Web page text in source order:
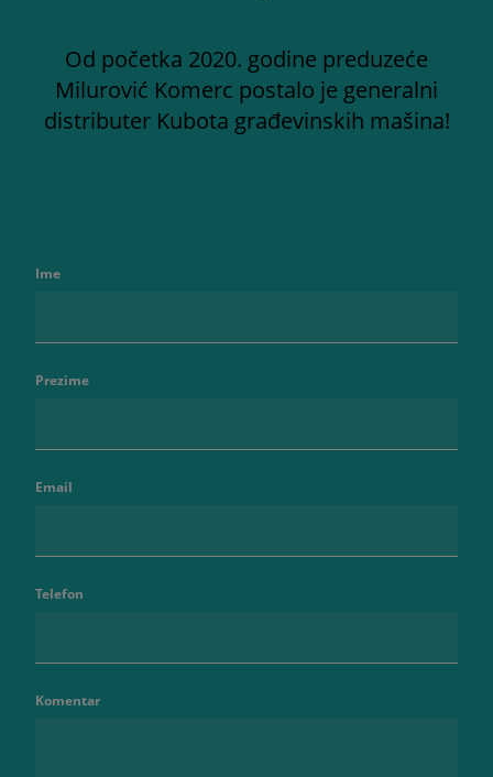
Od početka 2020. godine preduzeće
Milurović Komerc postalo je generalni
distributer Kubota građevinskih mašina!
Ime
Prezime
Email
Telefon
Komentar